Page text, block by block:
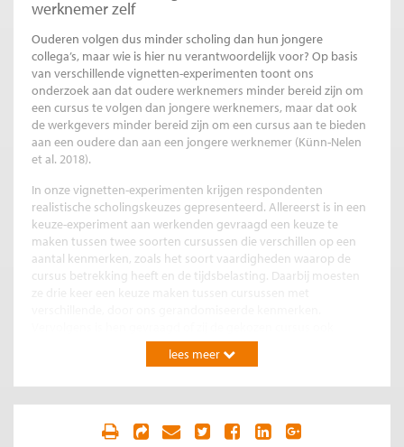
werknemer zelf
Ouderen volgen dus minder scholing dan hun jongere
collega’s, maar wie is hier nu verantwoordelijk voor? Op basis
van verschillende vignetten-experimenten toont ons
onderzoek aan dat oudere werknemers minder bereid zijn om
een cursus te volgen dan jongere werknemers, maar dat ook
de werkgevers minder bereid zijn om een cursus aan te bieden
aan een oudere dan aan een jongere werknemer (Künn-Nelen
et al. 2018).
In onze vignetten-experimenten krijgen respondenten
realistische scholingskeuzes gepresenteerd. Allereerst is in een
keuze-experiment aan werkenden gevraagd een keuze te
maken tussen twee soorten cursussen die verschillen op een
aantal kenmerken, zoals het soort vaardigheden waarop de
cursus betrekking heeft en de tijdsbelasting. Daarbij moesten
daadwerkelijk zouden gaan volgen als deze hen zou worden
aangeboden. Ongeacht de kenmerken van de cursus blijken
lees meer